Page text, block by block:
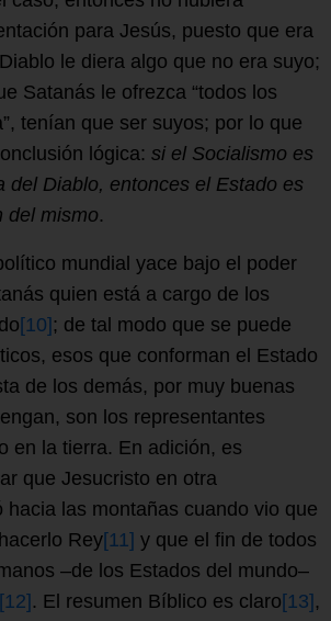
para Jesús, puesto que era
le diera algo que no era suyo;
Satanás le ofrezca “todos los
tenían que ser suyos; por lo que
lógica: si el Socialismo es
del Diablo, entonces el Estado es
del mismo.
mundial yace bajo el poder
quien está a cargo de los
[10]; de tal modo que se puede
esos que conforman el Estado
de los demás, por muy buenas
son los representantes
en la tierra. En adición, es
que Jesucristo en otra
hacia las montañas cuando vio que
Rey[11] y que el fin de todos
–de los Estados del mundo–
[12]. El resumen Bíblico es claro[13],